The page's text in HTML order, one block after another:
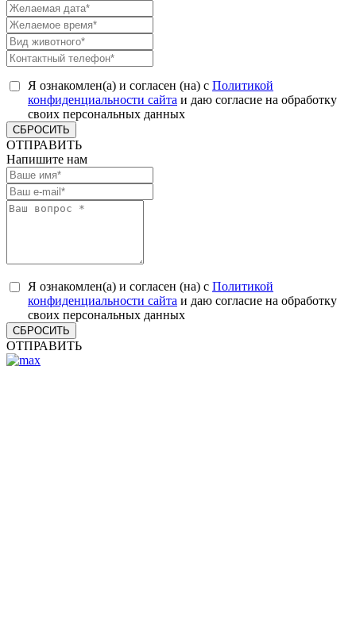
Я ознакомлен(а) и согласен (на) с Политикой
конфиденциальности сайта и даю согласие на обработку
своих персональных данных
СБРОСИТЬ
ОТПРАВИТЬ
Напишите нам
Я ознакомлен(а) и согласен (на) с Политикой
конфиденциальности сайта и даю согласие на обработку
своих персональных данных
СБРОСИТЬ
ОТПРАВИТЬ